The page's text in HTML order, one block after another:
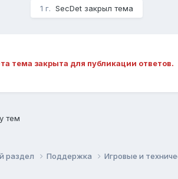
1 г. SecDet закрыл тема
тема закрыта для публикации ответов.
тем
раздел Поддержка Игровые и